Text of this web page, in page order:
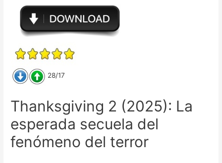
28/17
Thanksgiving 2 (2025): La
esperada secuela del
fenómeno del terror